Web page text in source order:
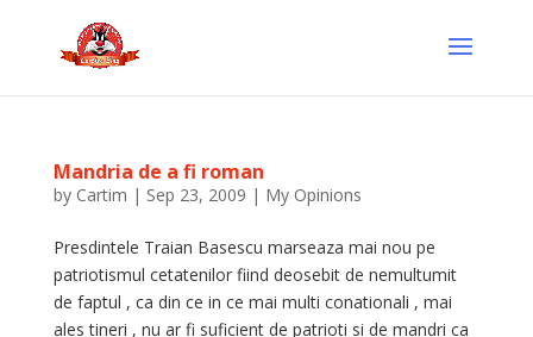
Mandria de a fi roman
by Cartim | Sep 23, 2009 | My Opinions
Presdintele Traian Basescu marseaza mai nou pe
patriotismul cetatenilor fiind deosebit de nemultumit
de faptul , ca din ce in ce mai multi conationali , mai
ales tineri , nu ar fi suficient de patrioti si de mandri ca